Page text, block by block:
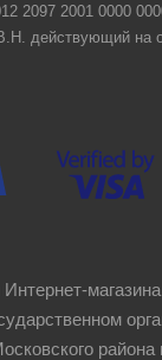
2097 2001 0000
действующий на
района